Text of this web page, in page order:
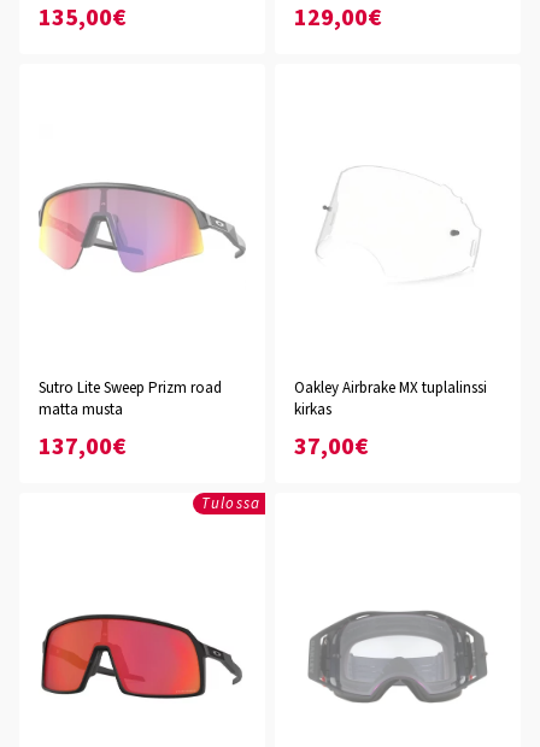
135,00€ 129,00€
Sutro Lite Sweep Prizm road
matta musta
137,00€
Oakley Airbrake MX tuplalinssi
kirkas
37,00€
Tulossa